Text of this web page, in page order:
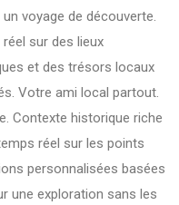
voyage de découverte.
sur des lieux
et des trésors locaux
Votre ami local partout.
Contexte historique riche
réel sur les points
personnalisées basées
une exploration sans les